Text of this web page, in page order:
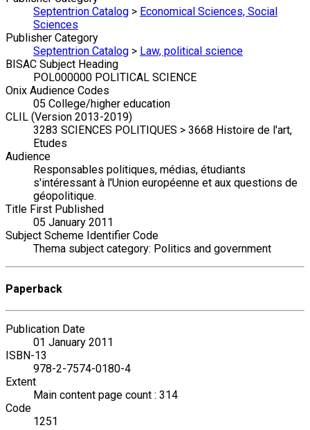
Septentrion Catalog > Economical Sciences, Social
Sciences
Publisher Category
Septentrion Catalog > Law, political science
BISAC Subject Heading
POL000000 POLITICAL SCIENCE
Onix Audience Codes
05 College/higher education
CLIL (Version 2013-2019)
3283 SCIENCES POLITIQUES > 3668 Histoire de l'art,
Etudes
Audience
Responsables politiques, médias, étudiants
s'intéressant à l'Union européenne et aux questions de
géopolitique.
Title First Published
05 January 2011
Subject Scheme Identifier Code
Thema subject category: Politics and government
Paperback
Publication Date
01 January 2011
ISBN-13
978-2-7574-0180-4
Extent
Main content page count : 314
Code
1251